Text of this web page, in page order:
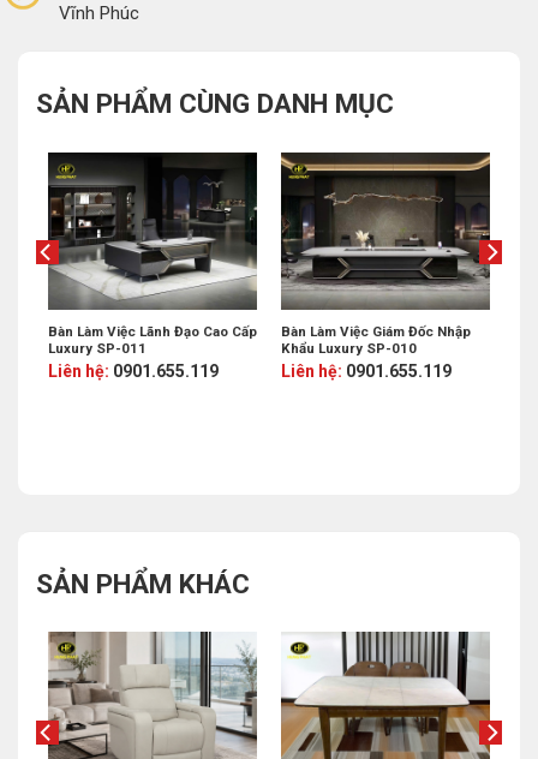
Vĩnh Phúc
SẢN PHẨM CÙNG DANH MỤC
Bàn Làm Việc Lãnh Đạo Cao Cấp
Luxury SP-011
Liên hệ: 0901.655.119
Bàn Làm Việc Giám Đốc Nhập
Khẩu Luxury SP-010
Liên hệ: 0901.655.119
SẢN PHẨM KHÁC